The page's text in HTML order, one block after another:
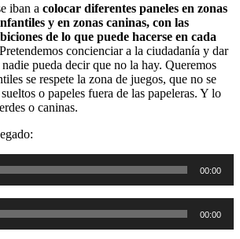
iban a colocar diferentes paneles en zonas
y en zonas caninas, con las
de lo que puede hacerse en cada
concienciar a la ciudadanía y dar
pueda decir que no la hay. Queremos
se respete la zona de juegos, que no se
o papeles fuera de las papeleras. Y lo
o caninas.
00:00
00:00